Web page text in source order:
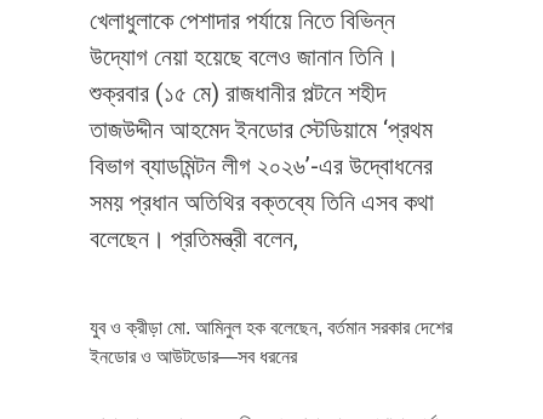
খেলাধুলাকে পেশাদার পর্যায়ে নিতে বিভিন্ন
উদ্যোগ নেয়া হয়েছে বলেও জানান তিনি।
শুক্রবার (১৫ মে) রাজধানীর পল্টনে শহীদ
তাজউদ্দীন আহমেদ ইনডোর স্টেডিয়ামে ‘প্রথম
বিভাগ ব্যাডমিন্টন লীগ ২০২৬’-এর উদ্বোধনের
সময় প্রধান অতিথির বক্তব্যে তিনি এসব কথা
বলেছেন। প্রতিমন্ত্রী বলেন,
যুব ও ক্রীড়া মো. আমিনুল হক বলেছেন, বর্তমান সরকার দেশের
ইনডোর ও আউটডোর—সব ধরনের